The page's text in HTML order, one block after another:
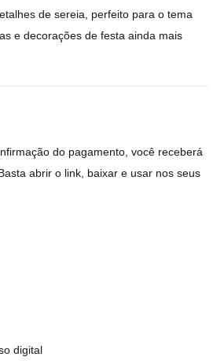
de sereia, perfeito para o tema
e decorações de festa ainda mais
do pagamento, você receberá
abrir o link, baixar e usar nos seus
digital